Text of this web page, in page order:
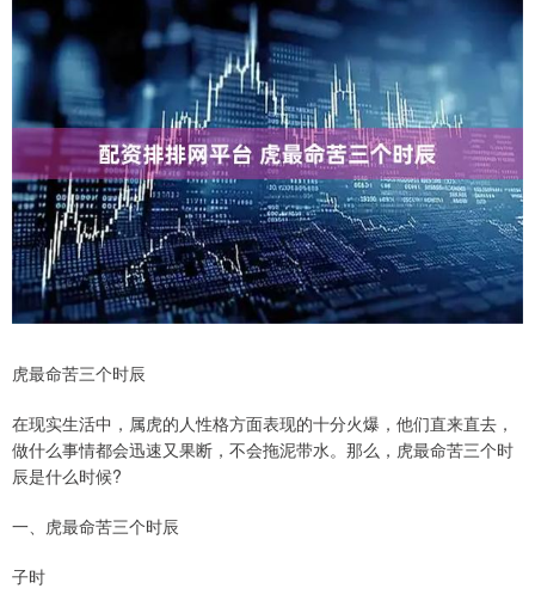
虎最命苦三个时辰
在现实生活中，属虎的人性格方面表现的十分火爆，他们直来直去，
做什么事情都会迅速又果断，不会拖泥带水。那么，虎最命苦三个时
辰是什么时候?
一、虎最命苦三个时辰
子时